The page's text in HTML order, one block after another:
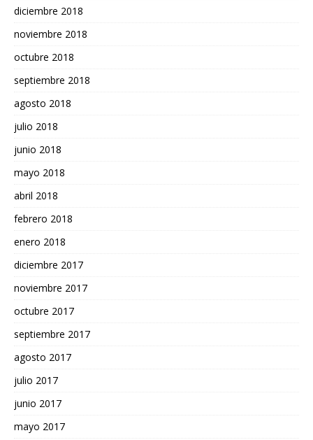
diciembre 2018
noviembre 2018
octubre 2018
septiembre 2018
agosto 2018
julio 2018
junio 2018
mayo 2018
abril 2018
febrero 2018
enero 2018
diciembre 2017
noviembre 2017
octubre 2017
septiembre 2017
agosto 2017
julio 2017
junio 2017
mayo 2017